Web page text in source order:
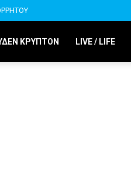
ΚΡΥΠΤΟΝ LIVE / LIFE